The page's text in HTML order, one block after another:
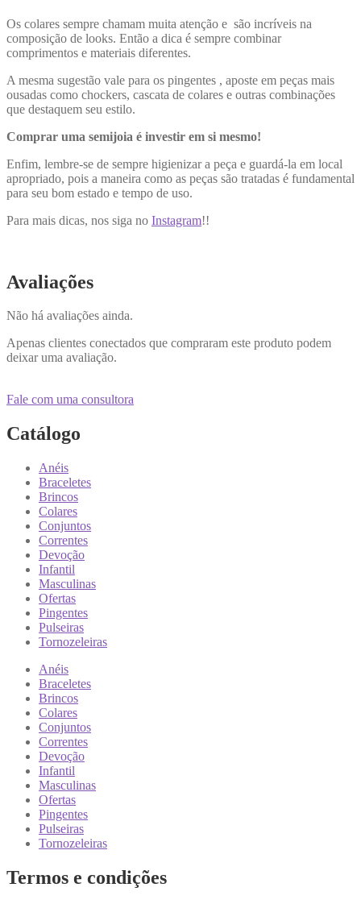
Os colares sempre chamam muita atenção e são incríveis na
composição de looks. Então a dica é sempre combinar
comprimentos e materiais diferentes.
A mesma sugestão vale para os pingentes , aposte em peças mais
ousadas como chockers, cascata de colares e outras combinações
que destaquem seu estilo.
Comprar uma semijoia é investir em si mesmo!
Enfim, lembre-se de sempre higienizar a peça e guardá-la em local
apropriado, pois a maneira como as peças são tratadas é fundamental
para seu bom estado e tempo de uso.
Para mais dicas, nos siga no Instagram!!
Avaliações
Não há avaliações ainda.
Apenas clientes conectados que compraram este produto podem
deixar uma avaliação.
Fale com uma consultora
Catálogo
Anéis
Braceletes
Brincos
Colares
Conjuntos
Correntes
Devoção
Infantil
Masculinas
Ofertas
Pingentes
Pulseiras
Tornozeleiras
Anéis
Braceletes
Brincos
Colares
Conjuntos
Correntes
Devoção
Infantil
Masculinas
Ofertas
Pingentes
Pulseiras
Tornozeleiras
Termos e condições